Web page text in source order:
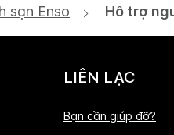
sạn Enso Hỗ trợ
LIÊN LẠC
Bạn cần giúp đỡ?